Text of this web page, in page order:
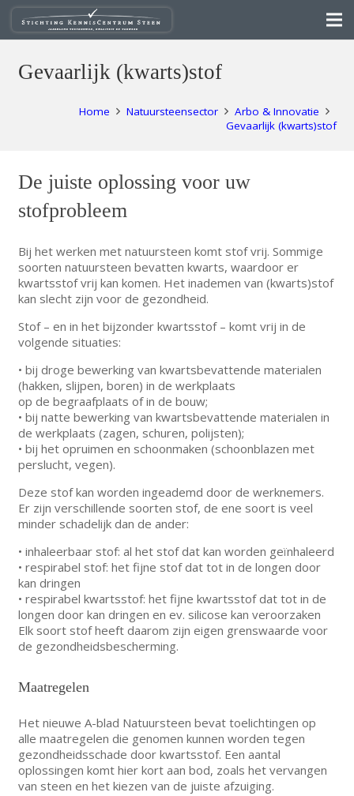
Gevaarlijk (kwarts)stof
Home Natuursteensector
Arbo & Innovatie
Gevaarlijk (kwarts)stof
De juiste oplossing voor uw
stofprobleem
Bij het werken met natuursteen komt stof vrij. Sommige
soorten natuursteen bevatten kwarts, waardoor er
kwartsstof vrij kan komen. Het inademen van (kwarts)stof
kan slecht zijn voor de gezondheid.
Stof – en in het bijzonder kwartsstof – komt vrij in de
volgende situaties:
• bij droge bewerking van kwartsbevattende materialen
(hakken, slijpen, boren) in de werkplaats
op de begraafplaats of in de bouw;
• bij natte bewerking van kwartsbevattende materialen in
de werkplaats (zagen, schuren, polijsten);
• bij het opruimen en schoonmaken (schoonblazen met
perslucht, vegen).
Deze stof kan worden ingeademd door de werknemers.
Er zijn verschillende soorten stof, de ene soort is veel
minder schadelijk dan de ander:
• inhaleerbaar stof: al het stof dat kan worden geïnhaleerd
• respirabel stof: het fijne stof dat tot in de longen door
kan dringen
• respirabel kwartsstof: het fijne kwartsstof dat tot in de
longen door kan dringen en ev. silicose kan veroorzaken
Elk soort stof heeft daarom zijn eigen grenswaarde voor
de gezondheidsbescherming.
Maatregelen
Het nieuwe A-blad Natuursteen bevat toelichtingen op
alle maatregelen die genomen kunnen worden tegen
gezondheidsschade door kwartsstof. Een aantal
oplossingen komt hier kort aan bod, zoals het vervangen
van steen en het kiezen van de juiste afzuiging.